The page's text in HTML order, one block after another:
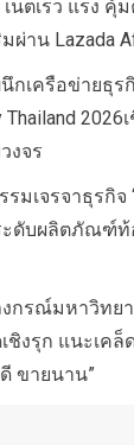
น็ตเร็ว แรง คุ้
ผ่าน Lazada
กเครือข่ายธุร
Thailand
งจร
มเจรจาธุรกิจ
ะดับผลิตภัณฑ์
กรณ์มหาวิทย
ชิงรุก แนะเค
ขายนาน”